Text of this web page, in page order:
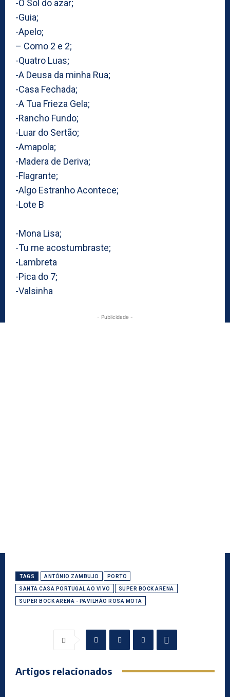
-O Sol do azar;
-Guia;
-Apelo;
– Como 2 e 2;
-Quatro Luas;
-A Deusa da minha Rua;
-Casa Fechada;
-A Tua Frieza Gela;
-Rancho Fundo;
-Luar do Sertão;
-Amapola;
-Madera de Deriva;
-Flagrante;
-Algo Estranho Acontece;
-Lote B
-Mona Lisa;
-Tu me acostumbraste;
-Lambreta
-Pica do 7;
-Valsinha
- Publicidade -
TAGS ANTÓNIO ZAMBUJO PORTO
SANTA CASA PORTUGAL AO VIVO SUPER BOCK ARENA
SUPER BOCK ARENA - PAVILHÃO ROSA MOTA
Artigos relacionados